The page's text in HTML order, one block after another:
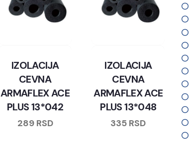
IZOLACIJA
CEVNA
ARMAFLEX ACE
PLUS 13*042
289 RSD
IZOLACIJA
CEVNA
ARMAFLEX ACE
PLUS 13*048
335 RSD